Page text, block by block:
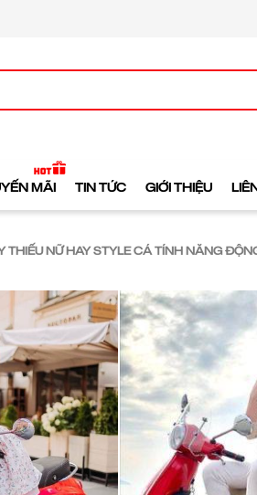
MÃI TIN TỨC GIỚI THIỆU
THIẾU NỮ HAY STYLE CÁ TÍNH NĂNG